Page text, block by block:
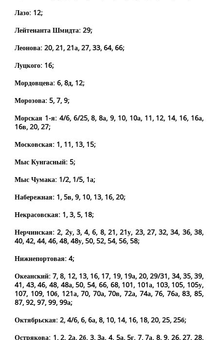
Лазо: 12;
Лейтенанта Шмидта: 29;
Леонова: 20, 21, 21а, 27, 33, 64, 66;
Луцкого: 16;
Мордовцева: 6, 8д, 12;
Морозова: 5, 7, 9;
Морская 1-я: 4/6, 6/25, 8, 8а, 9, 10, 10а, 11, 12, 14, 16, 16а,
16в, 20, 27;
Московская: 1, 11, 13, 15;
Мыс Кунгасный: 5;
Мыс Чумака: 1/2, 1/5, 1а;
Набережная: 1, 5в, 9, 10, 13, 16, 20;
Некрасовская: 1, 3, 5, 18;
Нерчинская: 2, 2у, 3, 4, 6, 8, 21, 21у, 23, 27, 32, 34, 36, 38,
40, 42, 44, 46, 48, 48у, 50, 52, 54, 56, 58;
Нижнепортовая: 4;
Океанский: 7, 8, 12, 13, 16, 17, 19, 19а, 20, 29/31, 34, 35, 39,
41, 43, 46, 48, 48а, 50, 54, 66, 68, 101, 101а, 103, 105, 105у,
107, 109, 10б, 121а, 70, 70а, 70в, 72а, 74а, 76, 76а, 83, 85,
87, 92, 97, 99, 99а;
Октябрьская: 2, 4/6, 6, 6а, 8, 10, 14, 16, 18, 20, 25, 25б;
Острякова: 1, 2, 2а, 2б, 3, 3а, 4, 5а, 5г, 7, 7а, 8, 9, 26, 27, 28,